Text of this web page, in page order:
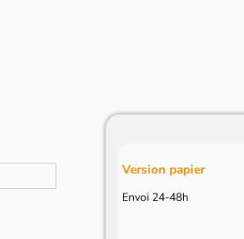
Version papier
Envoi 24-48h